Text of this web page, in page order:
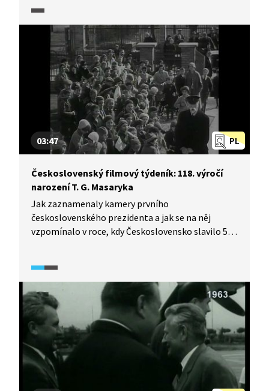
PL
03:47
Československý filmový týdeník: 118. výročí
narození T. G. Masaryka
Jak zaznamenaly kamery prvního
československého prezidenta a jak se na něj
vzpomínalo v roce, kdy Československo slavilo 50.
1968.